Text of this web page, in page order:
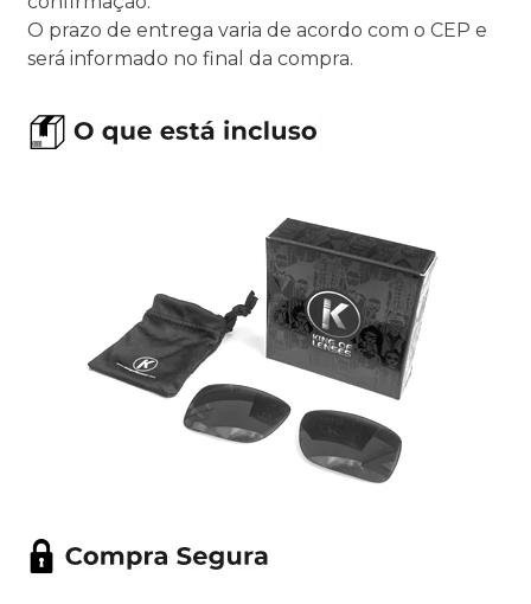
O prazo de entrega varia de acordo com o CEP e
será informado no final da compra.